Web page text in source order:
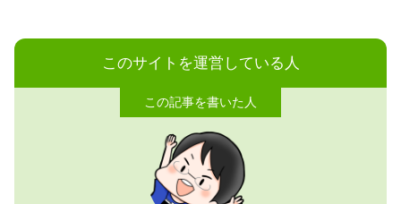
このサイトを運営している人